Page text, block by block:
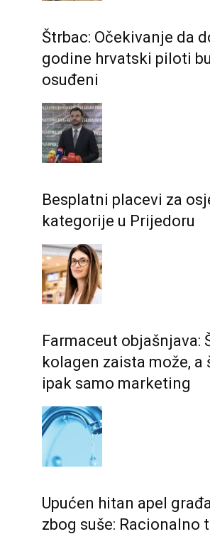
Štrbac: Očekivanje da
godine hrvatski piloti
osuđeni
Besplatni placevi za
kategorije u Prijedoru
Farmaceut objašnjava:
kolagen zaista može, a
ipak samo marketing
Upućen hitan apel
zbog suše: Racionalno